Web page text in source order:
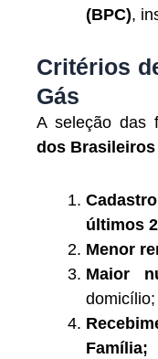
(BPC),
Critérios
Gás
A seleção das
dos Brasileiros
últimos
Menor
Maior
domicílio;
Família;